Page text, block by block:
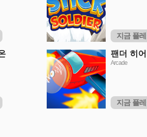
지금 플레
팬더 히
Arcade
지금 플레